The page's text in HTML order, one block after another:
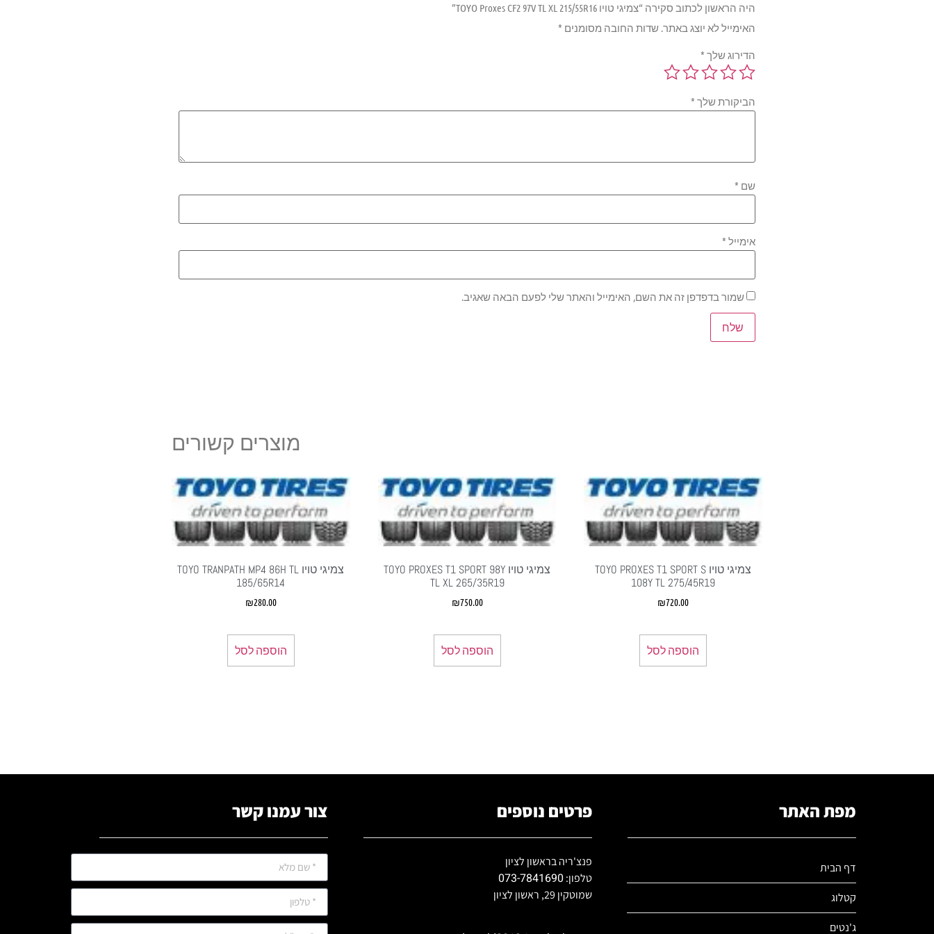
היה הראשון לכתוב סקירה “צמיגי טויו TOYO Proxes CF2 97V TL XL 215/55R16”
האימייל לא יוצג באתר. שדות החובה מסומנים *
הדירוג שלך *
הביקורת שלך *
שם *
אימייל *
שמור בדפדפן זה את השם, האימייל והאתר שלי לפעם הבאה שאגיב.
מוצרים קשורים
צמיגי טויו TOYO PROXES T1 SPORT S
108Y TL 275/45R19
₪720.00
הוספה לסל
צמיגי טויו TOYO PROXES T1 SPORT 98Y
TL XL 265/35R19
₪750.00
הוספה לסל
צמיגי טויו TOYO TRANPATH MP4 86H TL
185/65R14
₪280.00
הוספה לסל
מפת האתר
דף הבית
קטלוג
ג'נטים
פרטים נוספים
פנצ'ריה בראשון לציון
טלפון:073-7841690
שמוטקין 29, ראשון לציון
צור עמנו קשר